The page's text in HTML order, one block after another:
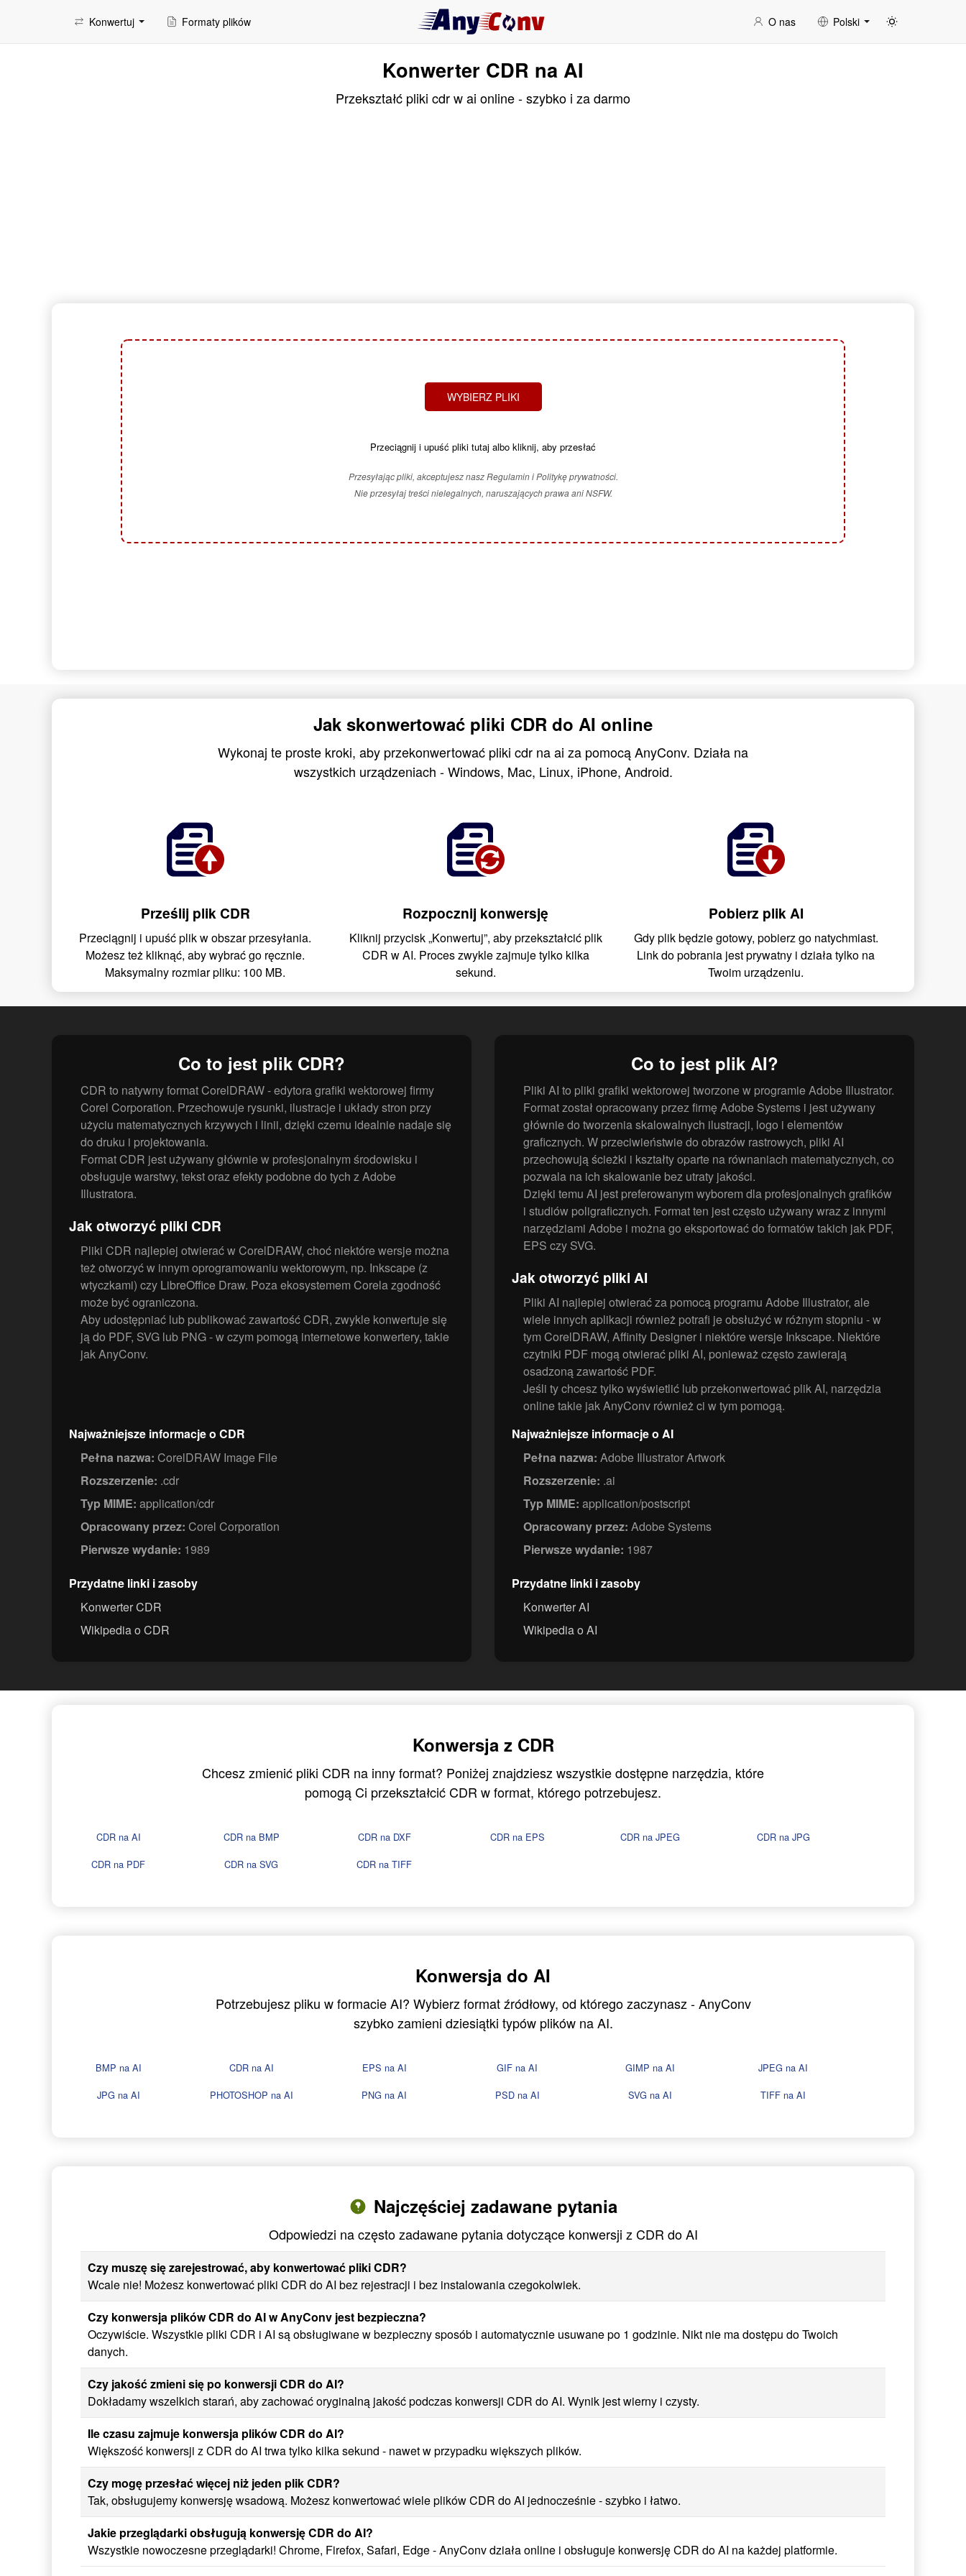
Konwertuj Formaty plików O nas Polski
Konwerter CDR na AI
Przekształć pliki cdr w ai online - szybko i za darmo
WYBIERZ PLIKI
Przeciągnij i upuść pliki tutaj albo kliknij, aby przesłać
Przesyłając pliki, akceptujesz nasz Regulamin i Politykę prywatności.
Nie przesyłaj treści nielegalnych, naruszających prawa ani NSFW.
Jak skonwertować pliki CDR do AI online
Wykonaj te proste kroki, aby przekonwertować pliki cdr na ai za pomocą AnyConv. Działa na
wszystkich urządzeniach - Windows, Mac, Linux, iPhone, Android.
Prześlij plik CDR
Przeciągnij i upuść plik w obszar przesyłania.
Możesz też kliknąć, aby wybrać go ręcznie.
Maksymalny rozmiar pliku: 100 MB.
Rozpocznij konwersję
Kliknij przycisk „Konwertuj”, aby przekształcić plik
CDR w AI. Proces zwykle zajmuje tylko kilka
sekund.
Pobierz plik AI
Gdy plik będzie gotowy, pobierz go natychmiast.
Link do pobrania jest prywatny i działa tylko na
Twoim urządzeniu.
Co to jest plik CDR?
CDR to natywny format CorelDRAW - edytora grafiki wektorowej firmy
Corel Corporation. Przechowuje rysunki, ilustracje i układy stron przy
użyciu matematycznych krzywych i linii, dzięki czemu idealnie nadaje się
do druku i projektowania.
Format CDR jest używany głównie w profesjonalnym środowisku i
obsługuje warstwy, tekst oraz efekty podobne do tych z Adobe
Illustratora.
Jak otworzyć pliki CDR
Pliki CDR najlepiej otwierać w CorelDRAW, choć niektóre wersje można
też otworzyć w innym oprogramowaniu wektorowym, np. Inkscape (z
wtyczkami) czy LibreOffice Draw. Poza ekosystemem Corela zgodność
może być ograniczona.
Aby udostępniać lub publikować zawartość CDR, zwykle konwertuje się
ją do PDF, SVG lub PNG - w czym pomogą internetowe konwertery, takie
jak AnyConv.
Najważniejsze informacje o CDR
Pełna nazwa: CorelDRAW Image File
Rozszerzenie: .cdr
Typ MIME: application/cdr
Opracowany przez: Corel Corporation
Pierwsze wydanie: 1989
Przydatne linki i zasoby
Konwerter CDR
Wikipedia o CDR
Co to jest plik AI?
Pliki AI to pliki grafiki wektorowej tworzone w programie Adobe Illustrator.
Format został opracowany przez firmę Adobe Systems i jest używany
głównie do tworzenia skalowalnych ilustracji, logo i elementów
graficznych. W przeciwieństwie do obrazów rastrowych, pliki AI
przechowują ścieżki i kształty oparte na równaniach matematycznych, co
pozwala na ich skalowanie bez utraty jakości.
Dzięki temu AI jest preferowanym wyborem dla profesjonalnych grafików
i studiów poligraficznych. Format ten jest często używany wraz z innymi
narzędziami Adobe i można go eksportować do formatów takich jak PDF,
EPS czy SVG.
Jak otworzyć pliki AI
Pliki AI najlepiej otwierać za pomocą programu Adobe Illustrator, ale
wiele innych aplikacji również potrafi je obsłużyć w różnym stopniu - w
tym CorelDRAW, Affinity Designer i niektóre wersje Inkscape. Niektóre
czytniki PDF mogą otwierać pliki AI, ponieważ często zawierają
osadzoną zawartość PDF.
Jeśli ty chcesz tylko wyświetlić lub przekonwertować plik AI, narzędzia
online takie jak AnyConv również ci w tym pomogą.
Najważniejsze informacje o AI
Pełna nazwa: Adobe Illustrator Artwork
Rozszerzenie: .ai
Typ MIME: application/postscript
Opracowany przez: Adobe Systems
Pierwsze wydanie: 1987
Przydatne linki i zasoby
Konwerter AI
Wikipedia o AI
Konwersja z CDR
Chcesz zmienić pliki CDR na inny format? Poniżej znajdziesz wszystkie dostępne narzędzia, które
pomogą Ci przekształcić CDR w format, którego potrzebujesz.
CDR na AI CDR na BMP CDR na DXF CDR na EPS CDR na JPEG
CDR na JPG
CDR na PDF
CDR na SVG CDR na TIFF
Konwersja do AI
Potrzebujesz pliku w formacie AI? Wybierz format źródłowy, od którego zaczynasz - AnyConv
szybko zamieni dziesiątki typów plików na AI.
BMP na AI CDR na AI EPS na AI GIF na AI GIMP na AI
JPEG na AI
JPG na AI
PHOTOSHOP na AI PNG na AI PSD na AI SVG na AI TIFF na AI
Najczęściej zadawane pytania
Odpowiedzi na często zadawane pytania dotyczące konwersji z CDR do AI
Czy muszę się zarejestrować, aby konwertować pliki CDR?
Wcale nie! Możesz konwertować pliki CDR do AI bez rejestracji i bez instalowania czegokolwiek.
Czy konwersja plików CDR do AI w AnyConv jest bezpieczna?
Oczywiście. Wszystkie pliki CDR i AI są obsługiwane w bezpieczny sposób i automatycznie usuwane po 1 godzinie. Nikt nie ma dostępu do Twoich
danych.
Czy jakość zmieni się po konwersji CDR do AI?
Dokładamy wszelkich starań, aby zachować oryginalną jakość podczas konwersji CDR do AI. Wynik jest wierny i czysty.
Ile czasu zajmuje konwersja plików CDR do AI?
Większość konwersji z CDR do AI trwa tylko kilka sekund - nawet w przypadku większych plików.
Czy mogę przesłać więcej niż jeden plik CDR?
Tak, obsługujemy konwersję wsadową. Możesz konwertować wiele plików CDR do AI jednocześnie - szybko i łatwo.
Jakie przeglądarki obsługują konwersję CDR do AI?
Wszystkie nowoczesne przeglądarki! Chrome, Firefox, Safari, Edge - AnyConv działa online i obsługuje konwersję CDR do AI na każdej platformie.